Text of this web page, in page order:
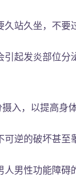
站久坐，不要
起发炎部位
入，以提高身体
逆的破坏甚至
男性功能障